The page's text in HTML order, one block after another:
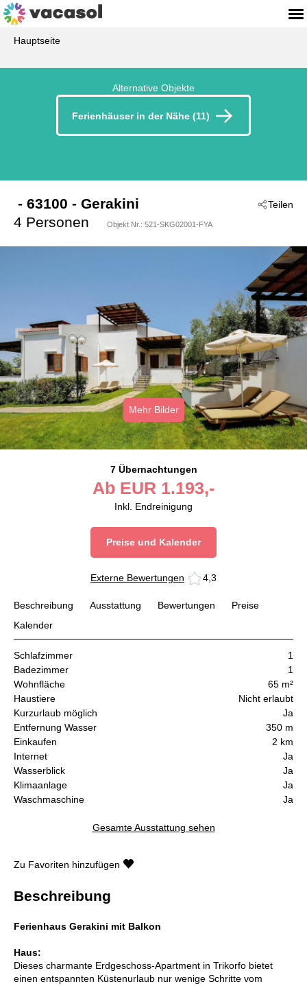
Hauptseite
Alternative Objekte
Ferienhäuser in der Nähe (11)
Teilen
- 63100 - Gerakini
4 Personen
Objekt Nr.: 521-SKG02001-FYA
Mehr Bilder
7 Übernachtungen
Ab EUR 1.193,-
Inkl. Endreinigung
Preise und Kalender
Externe Bewertungen 4,3
Beschreibung Ausstattung Bewertungen
Preise
Kalender
Schlafzimmer
1
Badezimmer
1
Wohnfläche
65 m²
Haustiere
Nicht erlaubt
Kurzurlaub möglich
Ja
Entfernung Wasser
350 m
Einkaufen
2 km
Internet
Ja
Wasserblick
Ja
Klimaanlage
Ja
Waschmaschine
Ja
Gesamte Ausstattung sehen
Zu Favoriten hinzufügen
Beschreibung
Ferienhaus Gerakini mit Balkon
Haus:
Dieses charmante Erdgeschoss-Apartment in Trikorfo bietet
einen entspannten Küstenurlaub nur wenige Schritte vom